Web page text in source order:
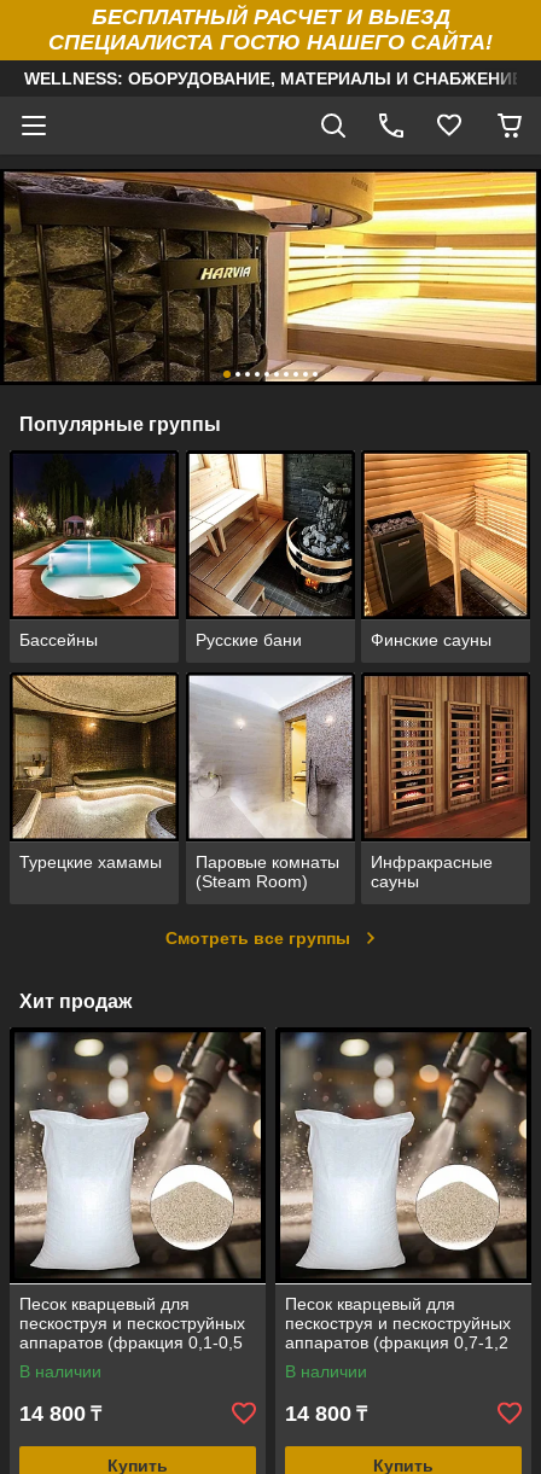
БЕСПЛАТНЫЙ РАСЧЕТ И ВЫЕЗД
СПЕЦИАЛИСТА ГОСТЮ НАШЕГО САЙТА!
WELLNESS: ОБОРУДОВАНИЕ, МАТЕРИАЛЫ И
Популярные группы
Бассейны Русские бани Финские сауны
Турецкие хамамы
Паровые комнаты
(Steam Room)
Инфракрасные
сауны
Смотреть все группы
Хит продаж
Песок кварцевый для
пескоструя и пескоструйных
аппаратов (фракция 0,1-0,5
мм, мешок 25 кг)
В наличии
14 800 ₸
Купить
Песок кварцевый для
пескоструя и пескоструйных
аппаратов (фракция 0,7-1,2
мм, мешок 25 кг)
В наличии
14 800 ₸
Купить